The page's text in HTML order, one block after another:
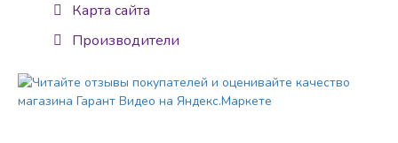
Карта сайта
Производители